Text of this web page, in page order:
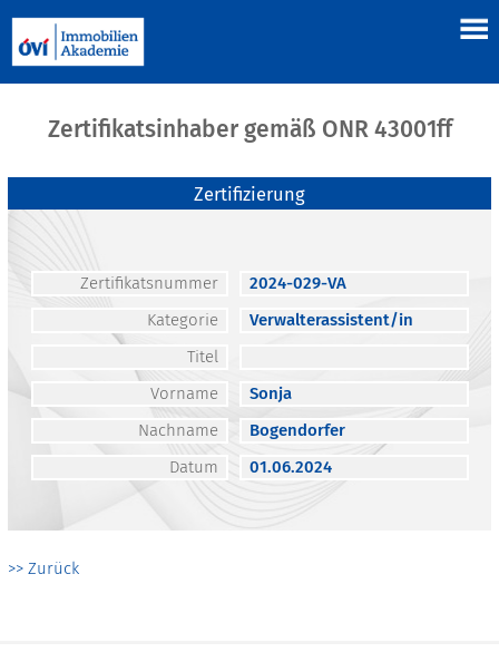
Zertifikatsinhaber gemäß ONR 43001ff
Zertifizierung
Zertifikatsnummer
2024-029-VA
Kategorie
Verwalterassistent/in
Titel
Vorname
Sonja
Nachname
Bogendorfer
Datum
01.06.2024
>> Zurück